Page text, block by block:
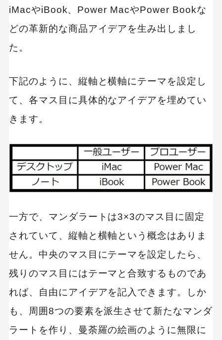
キーワードから記事を検索
カテゴリーから記事を検索
検索する
人気のキーワード
Googleアナリティクス
Google広告
iMacやiBook、Power MacやPower Bookな
どの革新的な商品アイデアを生み出しまし
た。
下記のように、縦軸と横軸にテーマを設定し
て、各マス目に具体的なアイデアを埋めてい
きます。
一方で、マンダラートは3×3のマス目に固定
されていて、縦軸と横軸という概念はありま
せん。中央のマス目にテーマを設定したら、
残りのマス目にはテーマと合致するものであ
れば、自由にアイデアを記入できます。しか
も、周囲8つの要素を派生させて新たなマンダ
ラートを作り、曼荼羅の絵画のように無限に